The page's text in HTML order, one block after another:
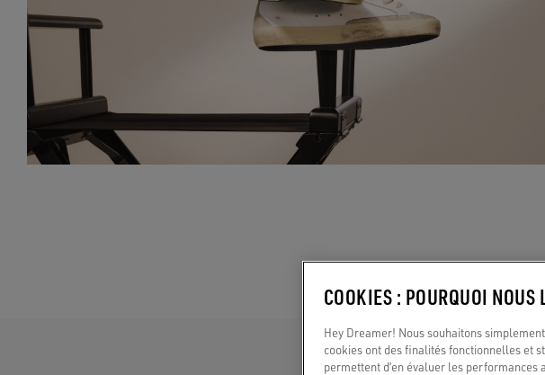
COOKIES : POURQUOI NOUS
Hey Dreamer! Nous souhaitons
cookies ont des finalités fonctionnelles et
permettent d’en évaluer les performances